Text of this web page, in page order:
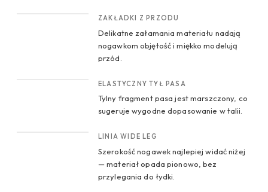
ZAKŁADKI Z PRZODU
Delikatne załamania materiału nadają
nogawkom objętość i miękko modelują
przód.
ELASTYCZNY TYŁ PASA
Tylny fragment pasa jest marszczony, co
sugeruje wygodne dopasowanie w talii.
LINIA WIDE LEG
Szerokość nogawek najlepiej widać niżej
— materiał opada pionowo, bez
przylegania do łydki.